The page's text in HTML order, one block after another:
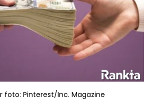
foto: Pinterest/Inc. Magazine